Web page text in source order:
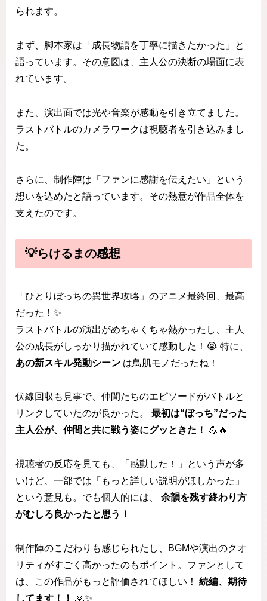
られます。
まず、脚本家は「成長物語を丁寧に描きたかった」と
語っています。その意図は、主人公の決断の場面に表
れています。
また、演出面では光や音楽が感動を引き立てました。
ラストバトルのカメラワークは視聴者を引き込みまし
た。
さらに、制作陣は「ファンに感謝を伝えたい」という
想いを込めたと語っています。その熱意が作品全体を
支えたのです。
💡らけるまの感想
「ひとりぼっちの異世界攻略」のアニメ最終回、最高
だった！✨
ラストバトルの演出がめちゃくちゃ熱かったし、主人
公の成長がしっかり描かれていて感動した！😭 特に、
あの新スキル発動シーン は鳥肌モノだったね！
伏線回収も見事で、仲間たちのエピソードがバトルと
リンクしていたのが良かった。 最初は“ぼっち”だった
主人公が、仲間と共に戦う姿にグッときた！
💪🔥
視聴者の反応を見ても、「感動した！」という声が多
いけど、一部では「もっと詳しい説明がほしかった」
という意見も。でも個人的には、 余韻を残す終わり方
がむしろ良かったと思う！
制作陣のこだわりも感じられたし、BGMや演出のクオ
リティがすごく高かったのもポイント。ファンとして
は、この作品がもっと評価されてほしい！ 続編、期待
してます！！ 🙏✨